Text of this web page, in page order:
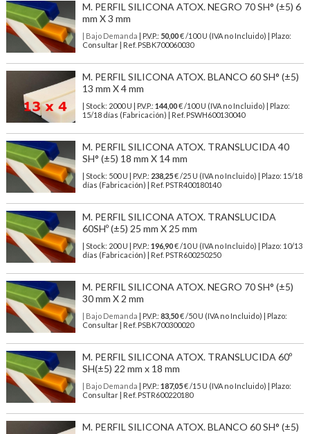
M. PERFIL SILICONA ATOX. NEGRO 70 SH° (±5) 6
mm X 3 mm
| Bajo Demanda | P.V.P.: 50,00€ /100 U (IVA no Incluido) | Plazo:
Consultar | Ref. PSBK700060030
M. PERFIL SILICONA ATOX. BLANCO 60 SH° (±5)
13 mm X 4 mm
| Stock: 2000 U | P.V.P.: 144,00€/100 U (IVA no Incluido)
| Plazo:
15/18 días (Fabricación) | Ref. PSWH600130040
M. PERFIL SILICONA ATOX. TRANSLUCIDA 40
SH° (±5) 18 mm X 14 mm
| Stock: 500 U | P.V.P.: 238,25€/25 U (IVA no Incluido)
| Plazo: 15/18
días (Fabricación) | Ref. PSTR400180140
M. PERFIL SILICONA ATOX. TRANSLUCIDA
60SHº (±5) 25 mm X 25 mm
| Stock: 200 U | P.V.P.: 196,90€/10 U (IVA no Incluido)
| Plazo: 10/13
días (Fabricación) | Ref. PSTR600250250
M. PERFIL SILICONA ATOX. NEGRO 70 SH° (±5)
30 mm X 2 mm
| Bajo Demanda | P.V.P.: 83,50€ /50 U (IVA no Incluido) | Plazo:
Consultar | Ref. PSBK700300020
M. PERFIL SILICONA ATOX. TRANSLUCIDA 60º
SH(±5) 22 mm x 18 mm
| Bajo Demanda | P.V.P.: 187,05€ /15 U (IVA no Incluido) | Plazo:
Consultar | Ref. PSTR600220180
M. PERFIL SILICONA ATOX. BLANCO 60 SH° (±5)